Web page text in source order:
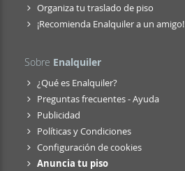
Organiza tu traslado de piso
¡Recomienda Enalquiler a un amigo!
Sobre Enalquiler
¿Qué es Enalquiler?
Preguntas frecuentes - Ayuda
Publicidad
Políticas y Condiciones
Configuración de cookies
Anuncia tu piso